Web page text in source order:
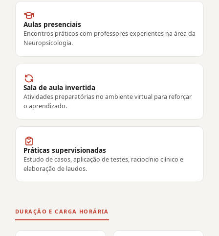
Aulas presenciais
Encontros práticos com professores experientes na área da
Neuropsicologia.
Sala de aula invertida
Atividades preparatórias no ambiente virtual para reforçar
o aprendizado.
Práticas supervisionadas
Estudo de casos, aplicação de testes, raciocínio clínico e
elaboração de laudos.
DURAÇÃO E CARGA HORÁRIA